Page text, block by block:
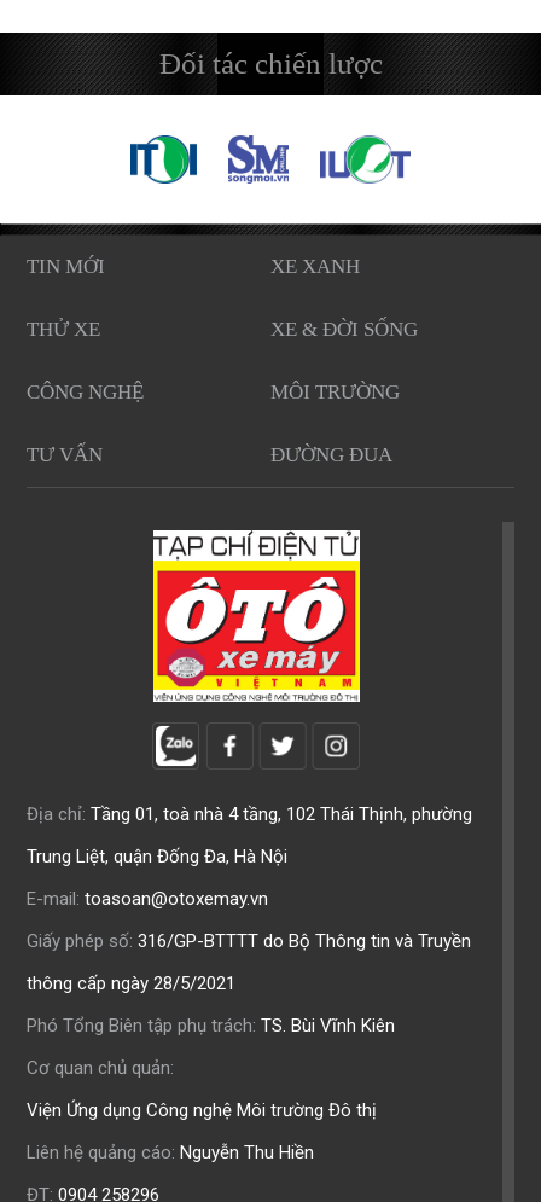
Đối tác chiến lược
TIN MỚI XE XANH
THỬ XE XE & ĐỜI SỐNG
CÔNG NGHỆ MÔI TRƯỜNG
TƯ VẤN ĐƯỜNG ĐUA
Địa chỉ: Tầng 01, toà nhà 4 tầng, 102 Thái Thịnh, phường
Trung Liệt, quận Đống Đa, Hà Nội
E-mail: toasoan@otoxemay.vn
Giấy phép số: 316/GP-BTTTT do Bộ Thông tin và Truyền
thông cấp ngày 28/5/2021
Phó Tổng Biên tập phụ trách: TS. Bùi Vĩnh Kiên
Cơ quan chủ quản:
Viện Ứng dụng Công nghệ Môi trường Đô thị
Liên hệ quảng cáo: Nguyễn Thu Hiền
ĐT: 0904 258296